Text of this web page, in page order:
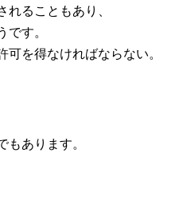
れることもあり、
です。
を得なければならない。
もあります。